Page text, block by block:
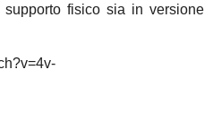
fisico sia in versione